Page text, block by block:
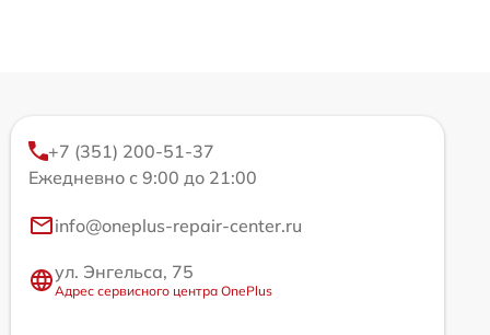
+7 (351) 200-51-37
Ежедневно с 9:00 до 21:00
info@oneplus-repair-center.ru
ул. Энгельса, 75
Адрес сервисного центра OnePlus